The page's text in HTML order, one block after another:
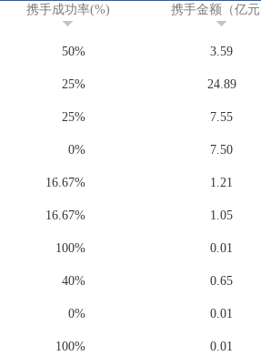
携手成功率(%) 携手金额（亿元
50% 3.59
25% 24.89
25% 7.55
0% 7.50
16.67% 1.21
16.67% 1.05
100% 0.01
40% 0.65
0% 0.01
100% 0.01